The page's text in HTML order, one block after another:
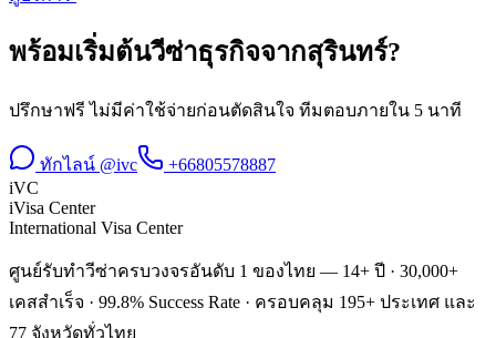
พร้อมเริ่มต้นวีซ่าธุรกิจจากสุรินทร์?
ปรึกษาฟรี ไม่มีค่าใช้จ่ายก่อนตัดสินใจ ทีมตอบภายใน 5 นาที
ทักไลน์ @ivc
+66805578887
iVC
iVisa Center
International Visa Center
ศูนย์รับทำวีซ่าครบวงจรอันดับ 1 ของไทย — 14+ ปี · 30,000+
เคสสำเร็จ · 99.8% Success Rate · ครอบคลุม 195+ ประเทศ และ
77 จังหวัดทั่วไทย